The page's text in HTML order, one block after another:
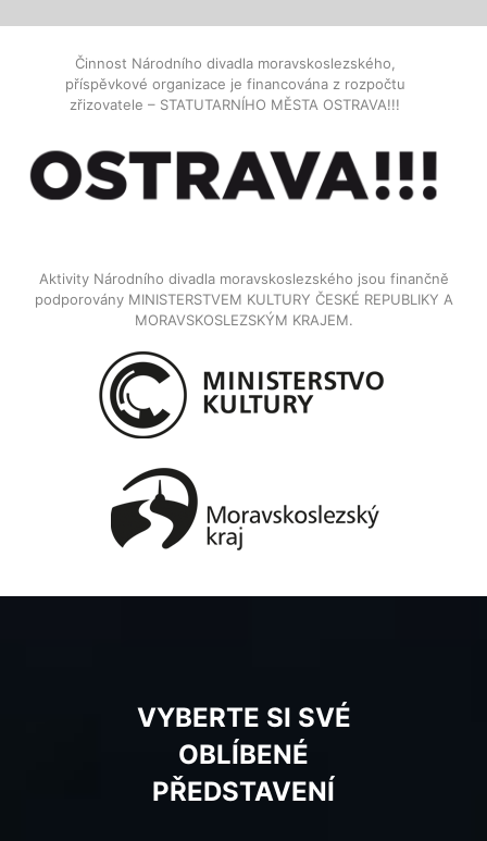
Činnost Národního divadla moravskoslezského,
příspěvkové organizace je financována z rozpočtu
zřizovatele – STATUTARNÍHO MĚSTA OSTRAVA!!!
Aktivity Národního divadla moravskoslezského jsou finančně
podporovány MINISTERSTVEM KULTURY ČESKÉ REPUBLIKY A
MORAVSKOSLEZSKÝM KRAJEM.
VYBERTE SI SVÉ
OBLÍBENÉ
PŘEDSTAVENÍ